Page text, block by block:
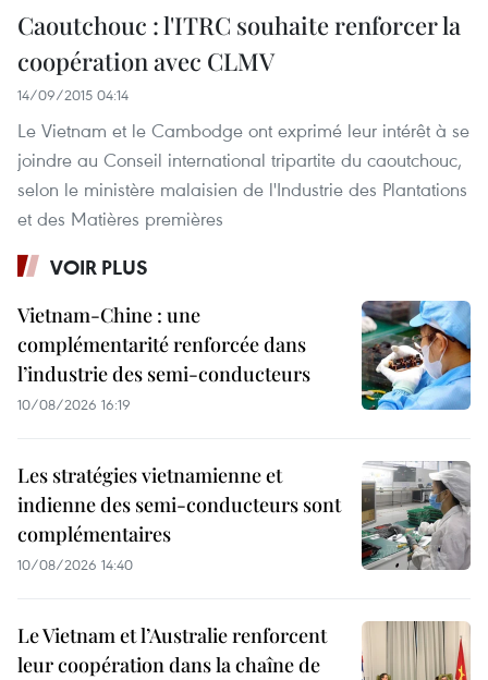
Caoutchouc : l'ITRC souhaite renforcer la
coopération avec CLMV
14/09/2015 04:14
Le Vietnam et le Cambodge ont exprimé leur intérêt à se
joindre au Conseil international tripartite du caoutchouc,
selon le ministère malaisien de l'Industrie des Plantations
et des Matières premières
VOIR PLUS
Vietnam-Chine : une
complémentarité renforcée dans
l’industrie des semi-conducteurs
10/08/2026 16:19
Les stratégies vietnamienne et
indienne des semi-conducteurs sont
complémentaires
10/08/2026 14:40
Le Vietnam et l’Australie renforcent
leur coopération dans la chaîne de